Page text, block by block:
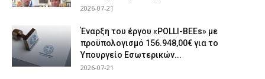
2026-07-21
Έναρξη του έργου «POLLI-BEEs» με
προϋπολογισμό 156.948,00€ για το
Υπουργείο Εσωτερικών...
2026-07-21